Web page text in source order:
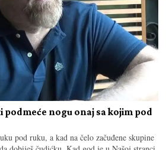
podmeće nogu onaj sa kojim pod
pod ruku, a kad na čelo začuđene skupine